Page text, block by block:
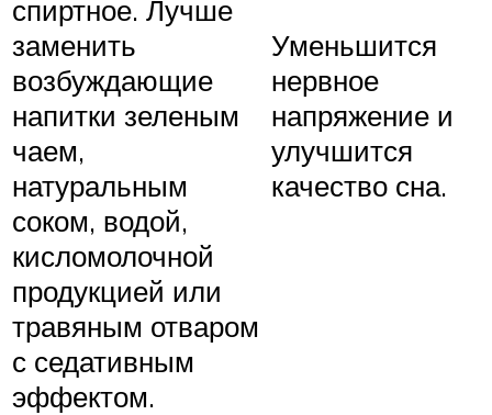
спиртное. Лучше
заменить
возбуждающие
напитки зеленым
чаем,
натуральным
соком, водой,
кисломолочной
продукцией или
травяным отваром
с седативным
эффектом.
Уменьшится
нервное
напряжение и
улучшится
качество сна.